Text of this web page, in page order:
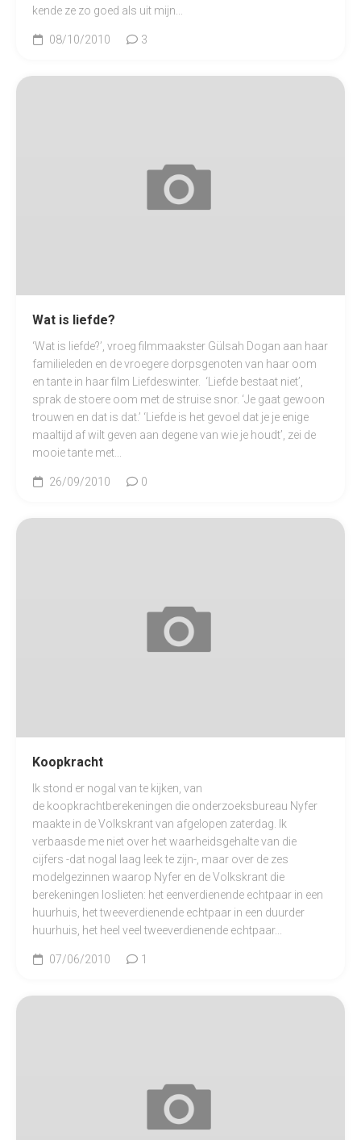
kende ze zo goed als uit mijn...
08/10/2010 3
Wat is liefde?
‘Wat is liefde?’, vroeg filmmaakster Gülsah Dogan aan haar
familieleden en de vroegere dorpsgenoten van haar oom
en tante in haar film Liefdeswinter. ‘Liefde bestaat niet’,
sprak de stoere oom met de struise snor. ‘Je gaat gewoon
trouwen en dat is dat.’ ‘Liefde is het gevoel dat je je enige
maaltijd af wilt geven aan degene van wie je houdt’, zei de
mooie tante met...
26/09/2010 0
Koopkracht
Ik stond er nogal van te kijken, van
de koopkrachtberekeningen die onderzoeksbureau Nyfer
maakte in de Volkskrant van afgelopen zaterdag. Ik
verbaasde me niet over het waarheidsgehalte van die
cijfers -dat nogal laag leek te zijn-, maar over de zes
modelgezinnen waarop Nyfer en de Volkskrant die
berekeningen loslieten: het eenverdienende echtpaar in een
huurhuis, het tweeverdienende echtpaar in een duurder
huurhuis, het heel veel tweeverdienende echtpaar...
07/06/2010 1